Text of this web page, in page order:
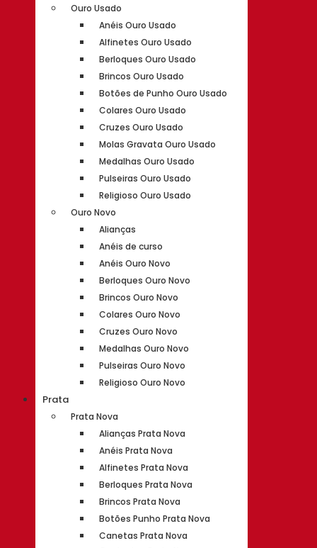
Ouro Usado
Anéis Ouro Usado
Alfinetes Ouro Usado
Berloques Ouro Usado
Brincos Ouro Usado
Botões de Punho Ouro Usado
Colares Ouro Usado
Cruzes Ouro Usado
Molas Gravata Ouro Usado
Medalhas Ouro Usado
Pulseiras Ouro Usado
Religioso Ouro Usado
Ouro Novo
Alianças
Anéis de curso
Anéis Ouro Novo
Berloques Ouro Novo
Brincos Ouro Novo
Colares Ouro Novo
Cruzes Ouro Novo
Medalhas Ouro Novo
Pulseiras Ouro Novo
Religioso Ouro Novo
Prata
Prata Nova
Alianças Prata Nova
Anéis Prata Nova
Alfinetes Prata Nova
Berloques Prata Nova
Brincos Prata Nova
Botões Punho Prata Nova
Canetas Prata Nova